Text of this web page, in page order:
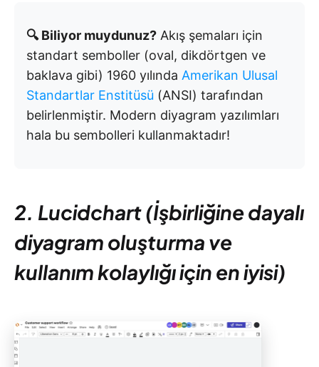
🔍 Biliyor muydunuz? Akış şemaları için
standart semboller (oval, dikdörtgen ve
baklava gibi) 1960 yılında Amerikan Ulusal
Standartlar Enstitüsü (ANSI) tarafından
belirlenmiştir. Modern diyagram yazılımları
hala bu sembolleri kullanmaktadır!
2. Lucidchart (İşbirliğine dayalı
diyagram oluşturma ve
kullanım kolaylığı için en iyisi)